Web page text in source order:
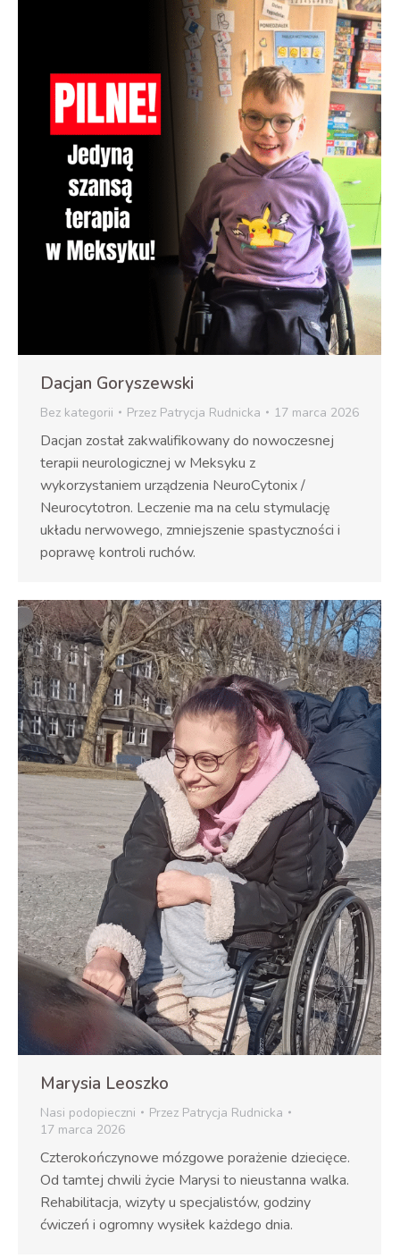
Dacjan Goryszewski
Bez kategorii Przez Patrycja Rudnicka 17 marca 2026
Dacjan został zakwalifikowany do nowoczesnej
terapii neurologicznej w Meksyku z
wykorzystaniem urządzenia NeuroCytonix /
Neurocytotron. Leczenie ma na celu stymulację
układu nerwowego, zmniejszenie spastyczności i
poprawę kontroli ruchów.
Marysia Leoszko
Nasi podopieczni Przez Patrycja Rudnicka
17 marca 2026
Czterokończynowe mózgowe porażenie dziecięce.
Od tamtej chwili życie Marysi to nieustanna walka.
Rehabilitacja, wizyty u specjalistów, godziny
ćwiczeń i ogromny wysiłek każdego dnia.